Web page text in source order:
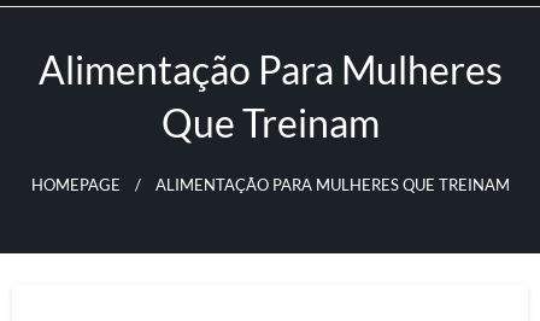
Skip
contentAlimentação Para Mulheres
Que Treinam
HOMEPAGE ALIMENTAÇÃO PARA MULHERES QUE TREINAM